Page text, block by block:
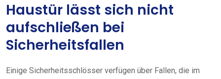
Haustür lässt sich nicht
aufschließen bei
Sicherheitsfallen
Einige Sicherheitsschlösser verfügen über Fallen, die im